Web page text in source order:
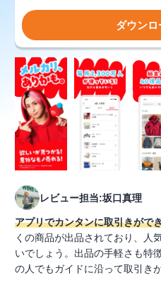
ダウンロ
レビュー担当:坂口真理
アプリでカンタンに取引きがで
くの商品が出品されており、人
いでしょう。出品の手軽さも特
の人でもガイドに沿って取引き